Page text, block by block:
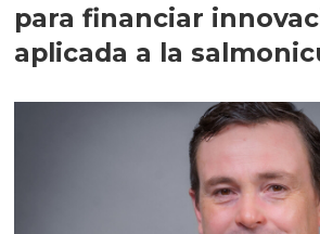
para financiar
aplicada a la